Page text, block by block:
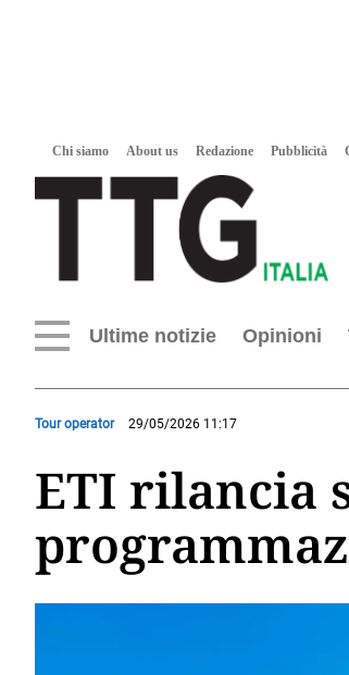
Chi siamo About us Redazione Pubblicità
Ultime notizie Opinioni
Tour operator 29/05/2026 11:17
ETI rilancia